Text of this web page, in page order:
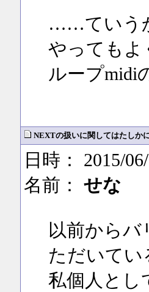
……ていう
やってもよ
ループmidi
NEXTの扱いに関してはたしか
日時： 2015/
名前： せな
以前から
ただいてい
私個人とし